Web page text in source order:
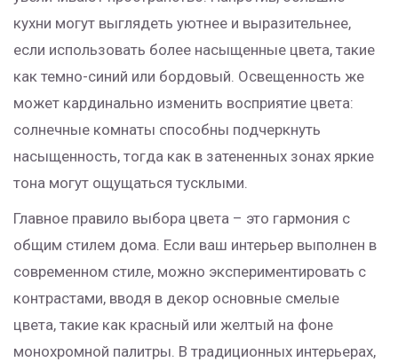
кухни могут выглядеть уютнее и выразительнее,
если использовать более насыщенные цвета, такие
как темно-синий или бордовый. Освещенность же
может кардинально изменить восприятие цвета:
солнечные комнаты способны подчеркнуть
насыщенность, тогда как в затененных зонах яркие
тона могут ощущаться тусклыми.
Главное правило выбора цвета – это гармония с
общим стилем дома. Если ваш интерьер выполнен в
современном стиле, можно экспериментировать с
контрастами, вводя в декор основные смелые
цвета, такие как красный или желтый на фоне
монохромной палитры. В традиционных интерьерах,